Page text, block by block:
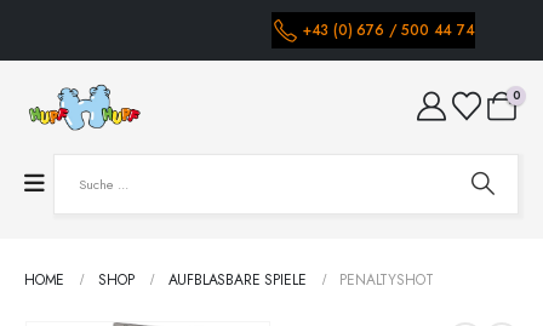
+43 (0) 676 / 500 44 74
0
HOME SHOP AUFBLASBARE SPIELE PENALTYSHOT